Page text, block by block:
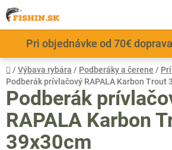
Prejsť
na
obsah
Pri objednávke od 70€
Domov
/ Výbava rybára / Podberáky a čerene /
Podberák prívlačový RAPALA Karbon Trout
Podberák
RAPALA Karbon
39x30cm